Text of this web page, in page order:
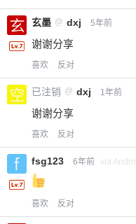
玄墨 @ dxj 5年前
谢谢分享
喜欢 反对
已注销 @ dxj 1年前
谢谢分享
喜欢 反对
fsg123 6年前 via
喜欢 反对